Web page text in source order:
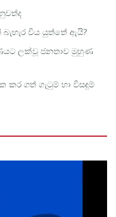
විය යුත්තේ ඇයි?
ලක්වූ ජනතාව මුහුණ
කර ගත් ගැටුම් හා විසඳුම්